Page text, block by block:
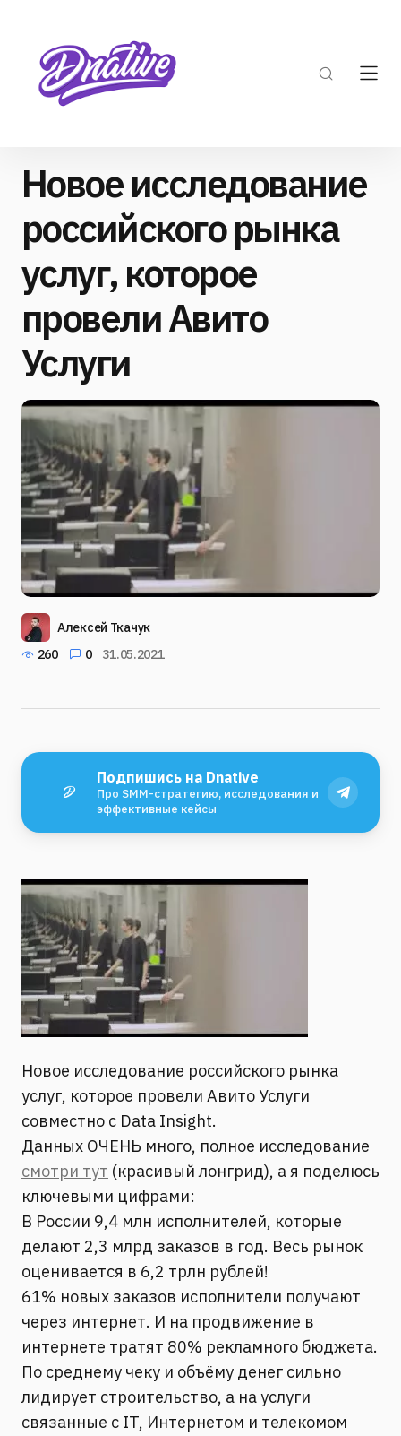
Новое исследование
российского рынка
услуг, которое
провели Авито
Услуги
Алексей Ткачук
260
0 31.05.2021
Подпишись на Dnative
Про SMM-стратегию, исследования и
эффективные кейсы
Новое исследование российского рынка
услуг, которое провели Авито Услуги
совместно с Data Insight.
Данных ОЧЕНЬ много, полное исследование
смотри тут (красивый лонгрид), а я поделюсь
ключевыми цифрами:
В России 9,4 млн исполнителей, которые
делают 2,3 млрд заказов в год. Весь рынок
оценивается в 6,2 трлн рублей!
61% новых заказов исполнители получают
через интернет. И на продвижение в
интернете тратят 80% рекламного бюджета.
По среднему чеку и объёму денег сильно
лидирует строительство, а на услуги
связанные с IT, Интернетом и телекомом